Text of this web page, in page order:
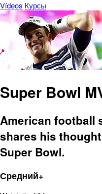
Vídeos Курсы
Super Bowl
American football
shares his
Super Bowl.
Средний+